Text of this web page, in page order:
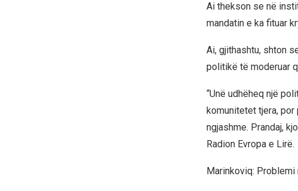
Ai thekson se në
mandatin e ka fituar
Ai, gjithashtu, shton
politikë të moderuar
“Unë udhëheq një
komunitetet tjera,
ngjashme. Prandaj,
Radion Evropa e Lirë.
Marinkoviq: